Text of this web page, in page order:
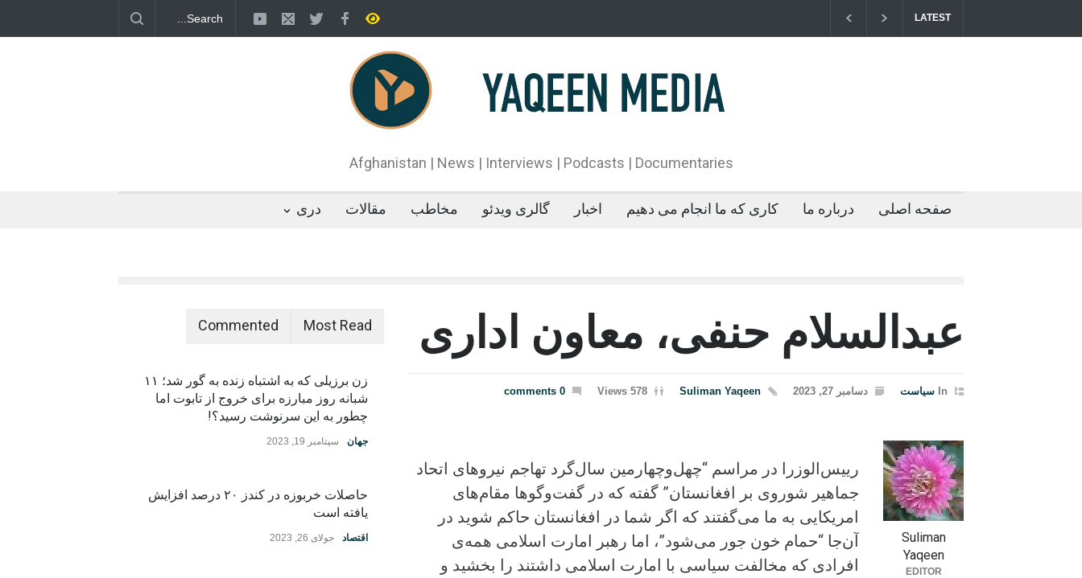
LATEST
پدیده‌ای عجیب در قطب جنوب؛ پنگوئنی که هزاران بار در روز
می‌خوابد
محمدباقر قالیباف، رئیس مجلس ایران، با انتقاد تند از سیاست‌های
دونالد ترمپ اعلام کرد که واشنگتن تلاش دارد با «محاصره و نقض
آتش‌بس»، روند گفتگوها را از مسیر مذاکره به سمت تسلیم سوق
Afghanistan | News | Interviews | Podcasts | Documentaries
صفحه اصلی درباره ما کاری که ما انجام می دهیم اخبار گالری ویدئو مخاطب مقالات دری
عبدالسلام حنفی، معاون اداری
In سیاست دسامبر 27, 2023 Suliman Yaqeen
578 Views
0 comments
رییس‌الوزرا در مراسم “چهل‌وچهارمین سال‌گرد تهاجم نیروهای اتحاد
جماهیر شوروی بر افغانستان” گفته که در گفت‌وگوها مقام‌های
امریکایی به ما می‌گفتند که اگر شما در افغانستان حاکم شوید در
آن‌جا “حمام خون جور می‌شود”، اما رهبر امارت اسلامی همه‌ی
افرادی که مخالفت سیاسی با امارت اسلامی داشتند را بخشید و
Suliman
Yaqeen
EDITOR
Most Read
Commented
زن برزیلی که به اشتباه زنده به گور شد؛ ۱۱
شبانه روز مبارزه برای خروج از تابوت اما
چطور به این سرنوشت رسید؟!
جهان سپتامبر 19, 2023
حاصلات خربوزه در کندز ۲۰ درصد افزایش
یافته است
اقتصاد جولای 26, 2023